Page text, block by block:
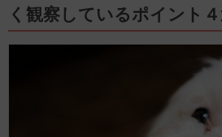
く観察しているポイント